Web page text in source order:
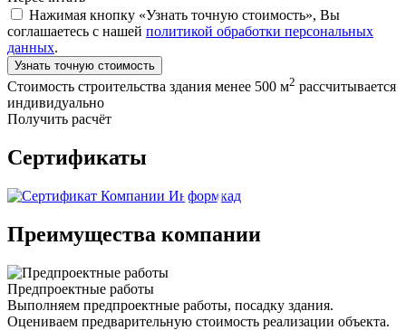
Нажимая кнопку «Узнать точную стоимость», Вы
соглашаетесь с нашей политикой обработки персональных
данных.
Узнать точную стоимость
Стоимость строительства здания менее 500 м2 рассчитывается
индивидуально
Получить расчёт
Сертификаты
Преимущества компании
Предпроектные работы
Выполняем предпроектные работы, посадку здания.
Оцениваем предварительную стоимость реализации объекта.